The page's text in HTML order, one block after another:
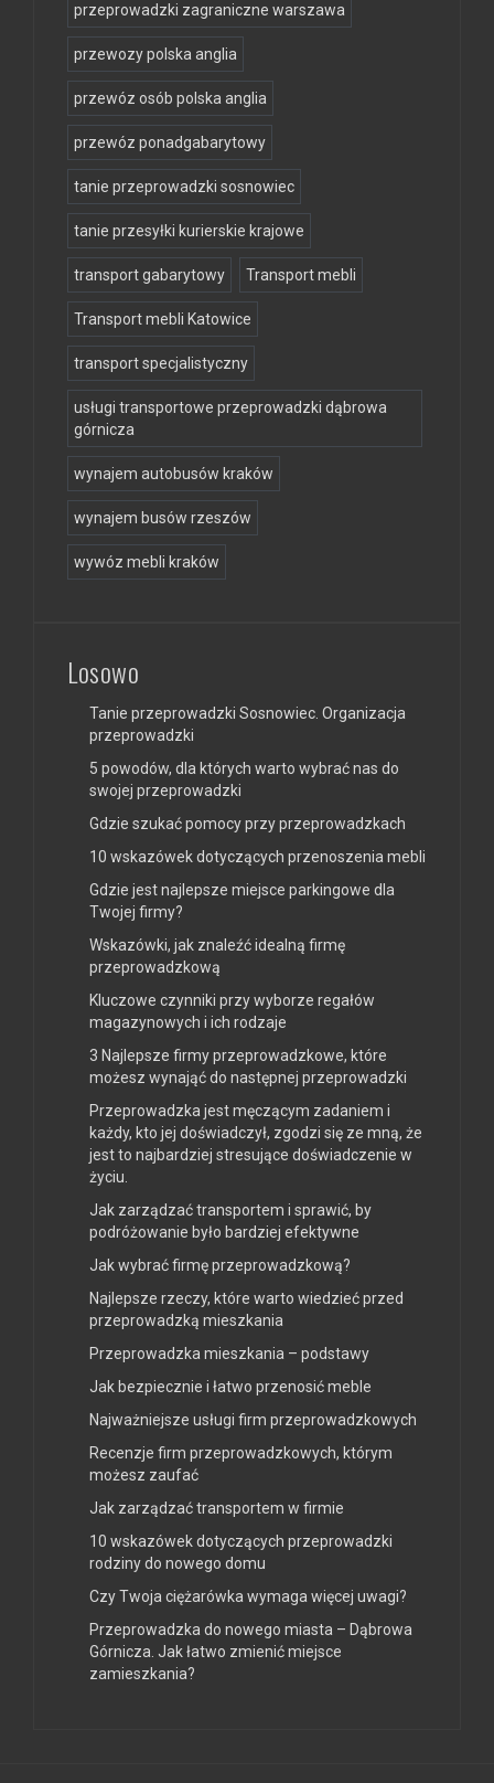
przeprowadzki zagraniczne warszawa
przewozy polska anglia
przewóz osób polska anglia
przewóz ponadgabarytowy
tanie przeprowadzki sosnowiec
tanie przesyłki kurierskie krajowe
transport gabarytowy Transport mebli
Transport mebli Katowice
transport specjalistyczny
usługi transportowe przeprowadzki dąbrowa
górnicza
wynajem autobusów kraków
wynajem busów rzeszów
wywóz mebli kraków
Losowo
Tanie przeprowadzki Sosnowiec. Organizacja
przeprowadzki
5 powodów, dla których warto wybrać nas do
swojej przeprowadzki
Gdzie szukać pomocy przy przeprowadzkach
10 wskazówek dotyczących przenoszenia mebli
Gdzie jest najlepsze miejsce parkingowe dla
Twojej firmy?
Wskazówki, jak znaleźć idealną firmę
przeprowadzkową
Kluczowe czynniki przy wyborze regałów
magazynowych i ich rodzaje
3 Najlepsze firmy przeprowadzkowe, które
możesz wynająć do następnej przeprowadzki
Przeprowadzka jest męczącym zadaniem i
każdy, kto jej doświadczył, zgodzi się ze mną, że
jest to najbardziej stresujące doświadczenie w
życiu.
Jak zarządzać transportem i sprawić, by
podróżowanie było bardziej efektywne
Jak wybrać firmę przeprowadzkową?
Najlepsze rzeczy, które warto wiedzieć przed
przeprowadzką mieszkania
Przeprowadzka mieszkania – podstawy
Jak bezpiecznie i łatwo przenosić meble
Najważniejsze usługi firm przeprowadzkowych
Recenzje firm przeprowadzkowych, którym
możesz zaufać
Jak zarządzać transportem w firmie
10 wskazówek dotyczących przeprowadzki
rodziny do nowego domu
Czy Twoja ciężarówka wymaga więcej uwagi?
Przeprowadzka do nowego miasta – Dąbrowa
Górnicza. Jak łatwo zmienić miejsce
zamieszkania?